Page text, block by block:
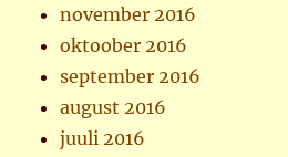
november 2016
oktoober 2016
september 2016
august 2016
juuli 2016